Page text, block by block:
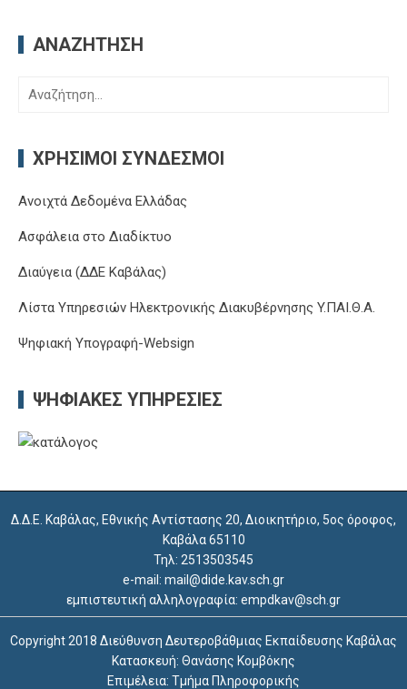
ΑΝΑΖΉΤΗΣΗ
Αναζήτηση
ΧΡΉΣΙΜΟΙ ΣΎΝΔΕΣΜΟΙ
Ανοιχτά Δεδομένα Ελλάδας
Ασφάλεια στο Διαδίκτυο
Διαύγεια (ΔΔΕ Καβάλας)
Λίστα Υπηρεσιών Ηλεκτρονικής Διακυβέρνησης Y.ΠΑΙ.Θ.Α.
Ψηφιακή Υπογραφή-Websign
ΨΗΦΙΑΚΈΣ ΥΠΗΡΕΣΊΕΣ
Δ.Δ.Ε. Καβάλας, Εθνικής Αντίστασης 20, Διοικητήριο, 5ος όροφος,
Καβάλα 65110
Τηλ: 2513503545
e-mail: mail@dide.kav.sch.gr
εμπιστευτική αλληλογραφία: empdkav@sch.gr
Copyright 2018 Διεύθυνση Δευτεροβάθμιας Εκπαίδευσης Καβάλας
Κατασκευή: Θανάσης Κομβόκης
Επιμέλεια: Τμήμα Πληροφορικής